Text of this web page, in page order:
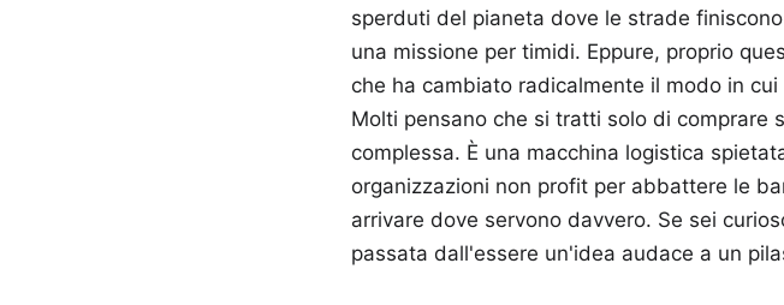
sperduti del pianeta dove le strade
una missione per timidi. Eppure, proprio
che ha cambiato radicalmente il modo in
Molti pensano che si tratti solo di comprare
complessa. È una macchina logistica
organizzazioni non profit per abbattere le
arrivare dove servono davvero. Se sei
passata dall'essere un'idea audace a un